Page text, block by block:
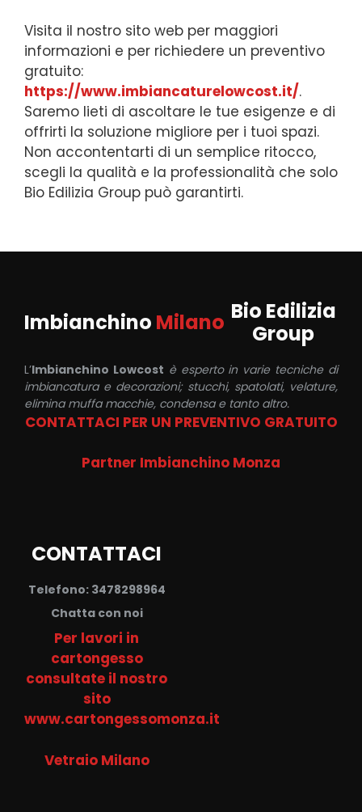
Visita il nostro sito web per maggiori
informazioni e per richiedere un preventivo
gratuito:
https://www.imbiancaturelowcost.it/.
Saremo lieti di ascoltare le tue esigenze e di
offrirti la soluzione migliore per i tuoi spazi.
Non accontentarti di un semplice ritocco,
scegli la qualità e la professionalità che solo
Bio Edilizia Group può garantirti.
Imbianchino Milano Bio Edilizia
Group
L’Imbianchino Lowcost è esperto in varie tecniche di
imbiancatura e decorazioni; stucchi, spatolati, velature,
elimina muffa macchie, condensa e tanto altro.
CONTATTACI PER UN PREVENTIVO GRATUITO
Partner Imbianchino Monza
CONTATTACI
Telefono: 3478298964
Chatta con noi
Per lavori in
cartongesso
consultate il nostro
sito
www.cartongessomonza.it
Vetraio Milano